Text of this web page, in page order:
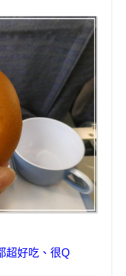
超好吃、很Q